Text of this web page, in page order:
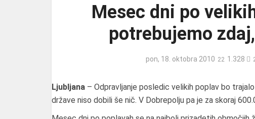
Mesec dni po
potrebujemo
pon, 18. oktobra 2010 1.328
Ljubljana – Odpravljanje posledic velikih poplav bo
države niso dobili še nič. V Dobrepolju pa je za skoraj